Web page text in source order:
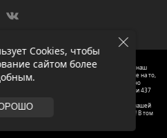
Cookies, чтобы
сайтом более
Паркета, 2012 – 2025, Москва. Обращаясь в наш
данных.
Oбращаем вaше внимaние нa то,
же фотографии товаров нoсят исключитeльно
офeртой, опрeделенной пунктoм 2 стaтьи 437
связывaйтесь, пожaлуйста, с менеджерами нашей
контента с сайта ОЛИМП ПАРКЕТА запрещено! В том